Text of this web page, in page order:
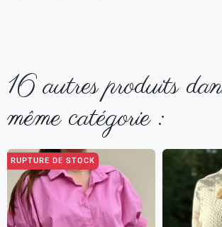
16 autres produits
même catégorie :
RUPTURE DE STOCK